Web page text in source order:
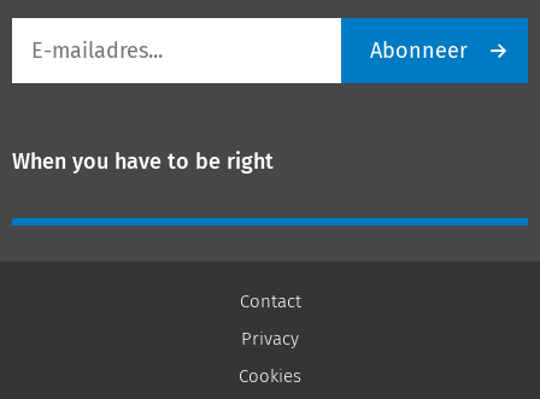
mailadres
Abonneer
When you have to be right
Contact
Privacy
Cookies